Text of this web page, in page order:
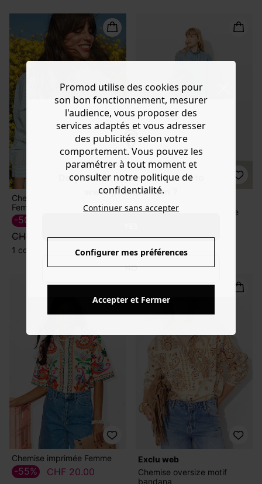
Do you want to be redirected to
www.promod.com ?
NO
Chemise rayée et brodée
Femme
CHF 49.95
-50%
1 couleur
Chemise en lyocell Femme
CHF 35.95
1 couleur
Chemise imprimée Femme
CHF 20.00
-55%
exclu web
Chemise oversize motif
bandana
Promod utilise des cookies pour
son bon fonctionnement, mesurer
l'audience, vous proposer des
services adaptés et vous adresser
des publicités selon votre
comportement. Vous pouvez les
paramétrer à tout moment et
consulter notre politique de
confidentialité.
Continuer sans accepter
Configurer mes préférences
Accepter et Fermer